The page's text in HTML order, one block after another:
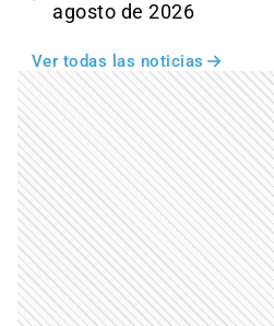
agosto de 2026
Ver todas las noticias